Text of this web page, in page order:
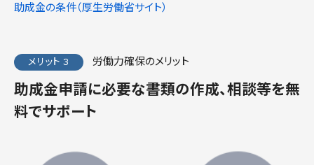
助成金の条件（厚生労働省サイト）
メリット 3 労働力確保のメリット
助成金申請に必要な書類の作成、相談等を無
料でサポート